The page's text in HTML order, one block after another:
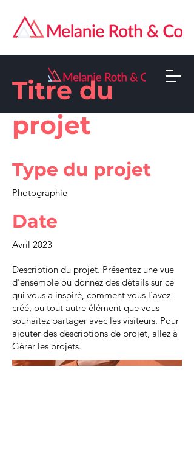
Titre du
projet
Type du projet
Photographie
Date
Avril 2023
Description du projet. Présentez une vue
d'ensemble ou donnez des détails sur ce
qui vous a inspiré, comment vous l'avez
créé, ou tout autre élément que vous
souhaitez partager avec les visiteurs. Pour
ajouter des descriptions de projet, allez à
Gérer les projets.